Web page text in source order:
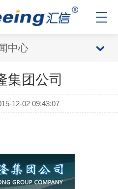
中心
集团公司
12-02 09:43:07